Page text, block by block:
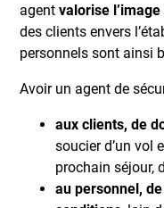
agentvalorise
des clients envers
personnels sont ainsi
Avoir un agent de
aux clients, de
soucier d’un vol
prochain séjour,
au personnel,